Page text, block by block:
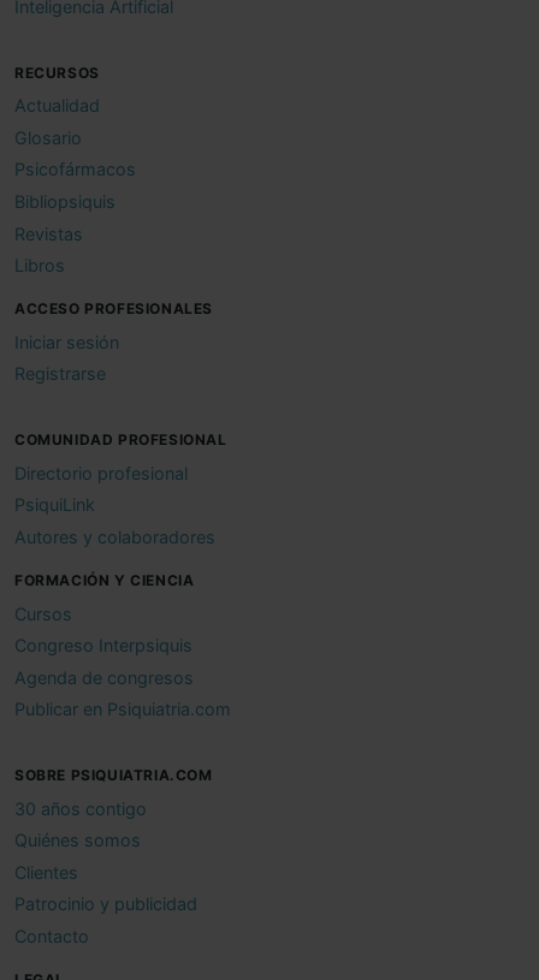
Inteligencia Artificial
RECURSOS
Actualidad
Glosario
Psicofármacos
Bibliopsiquis
Revistas
Libros
ACCESO PROFESIONALES
Iniciar sesión
Registrarse
COMUNIDAD PROFESIONAL
Directorio profesional
PsiquiLink
Autores y colaboradores
FORMACIÓN Y CIENCIA
Cursos
Congreso Interpsiquis
Agenda de congresos
Publicar en Psiquiatria.com
SOBRE PSIQUIATRIA.COM
30 años contigo
Quiénes somos
Clientes
Patrocinio y publicidad
Contacto